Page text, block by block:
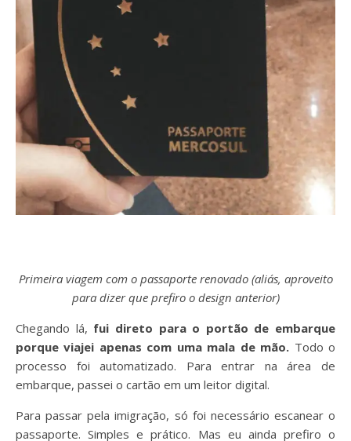
Primeira viagem com o passaporte renovado (aliás, aproveito
para dizer que prefiro o design anterior)
Chegando lá, fui direto para o portão de embarque
porque viajei apenas com uma mala de mão. Todo o
processo foi automatizado. Para entrar na área de
embarque, passei o cartão em um leitor digital.
Para passar pela imigração, só foi necessário escanear o
passaporte. Simples e prático. Mas eu ainda prefiro o